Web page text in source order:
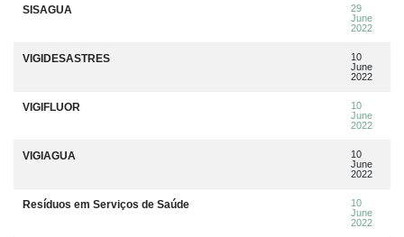
SISAGUA
29
June
2022
VIGIDESASTRES
10
June
2022
VIGIFLUOR
10
June
2022
VIGIAGUA
10
June
2022
Resíduos em Serviços de Saúde
10
June
2022